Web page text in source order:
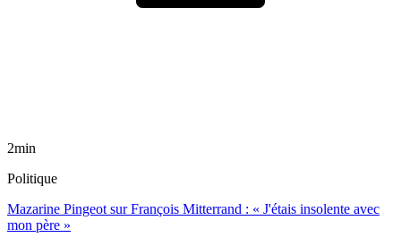
2min
Politique
Mazarine Pingeot sur François Mitterrand : « J'étais insolente avec
mon père »